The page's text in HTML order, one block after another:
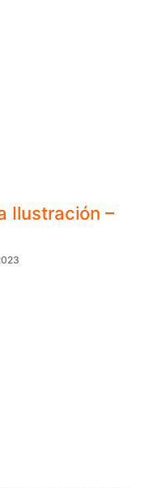
Ilustración –